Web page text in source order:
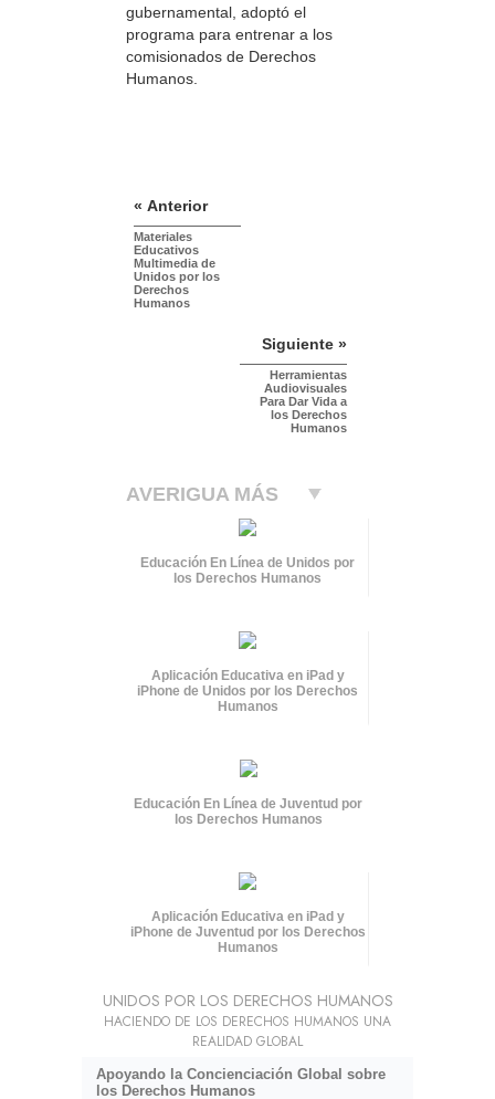
gubernamental, adoptó el
programa para entrenar a los
comisionados de Derechos
Humanos.
« Anterior
Materiales
Educativos
Multimedia de
Unidos por los
Derechos
Humanos
Siguiente »
Herramientas
Audiovisuales
Para Dar Vida a
los Derechos
Humanos
AVERIGUA MÁS
Educación En Línea de Unidos por
los Derechos Humanos
Aplicación Educativa en iPad y
iPhone de Unidos por los Derechos
Humanos
Educación En Línea de Juventud por
los Derechos Humanos
Aplicación Educativa en iPad y
iPhone de Juventud por los Derechos
Humanos
UNIDOS POR LOS DERECHOS HUMANOS
HACIENDO DE LOS DERECHOS HUMANOS UNA
REALIDAD GLOBAL
Apoyando la Concienciación Global sobre
los Derechos Humanos